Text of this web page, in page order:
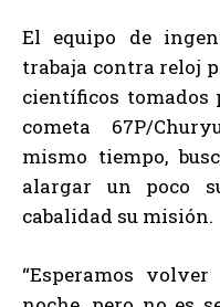
El equipo de
trabaja contra reloj
científicos tomados
cometa 67P/
mismo tiempo,
alargar un poco
cabalidad su misión.
“Esperamos